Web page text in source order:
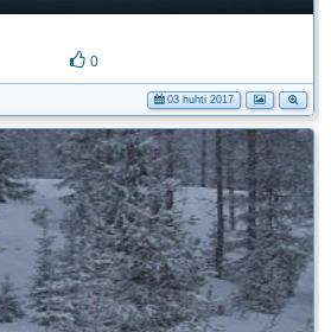
0
03 huhti 2017